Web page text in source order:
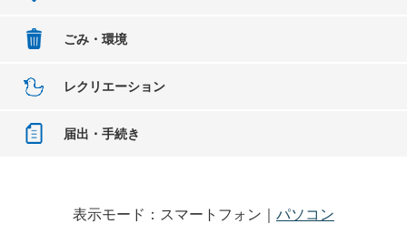
ごみ・環境
レクリエーション
届出・手続き
表示モード：スマートフォン｜ パソコン